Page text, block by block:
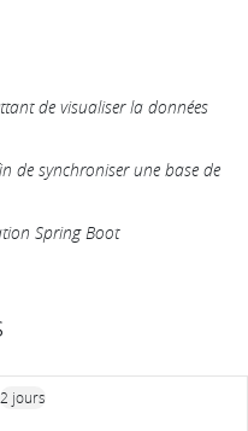
de visualiser la données
de synchroniser une base de
Spring Boot
2 jours